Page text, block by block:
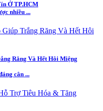
Ở TP.HCM
nhiều ...
Răng Và Hết Hôi Miệng
cân ...